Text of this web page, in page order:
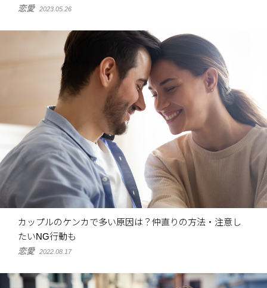
恋愛 2023.05.26
カップルのケンカで多い原因は？仲直りの方法・注意し
たいNG行動も
恋愛 2022.08.17